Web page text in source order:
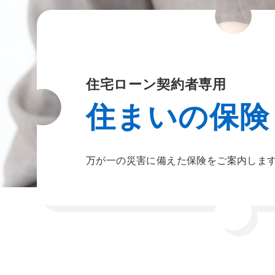
住宅ローン契約者専用
住まいの保険
万が一の災害に備えた保険をご案内しま